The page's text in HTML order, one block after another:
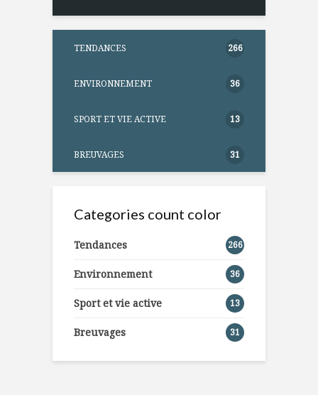
TENDANCES 266
ENVIRONNEMENT 36
SPORT ET VIE ACTIVE 13
BREUVAGES 31
Categories count color
Tendances 266
Environnement 36
Sport et vie active 13
Breuvages 31